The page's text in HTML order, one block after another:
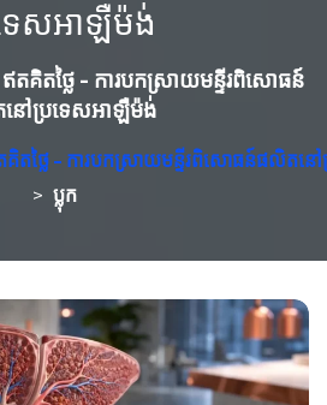
េសអាឡឺម៉ង់
គិតថ្លៃ - ការបកស្រាយមន្ទីរពិសោធន៍
ៅប្រទេសអាឡឺម៉ង់
តថ្លៃ - ការបកស្រាយមន្ទីរពិសោធន៍ផលិតន
> ប្លុក